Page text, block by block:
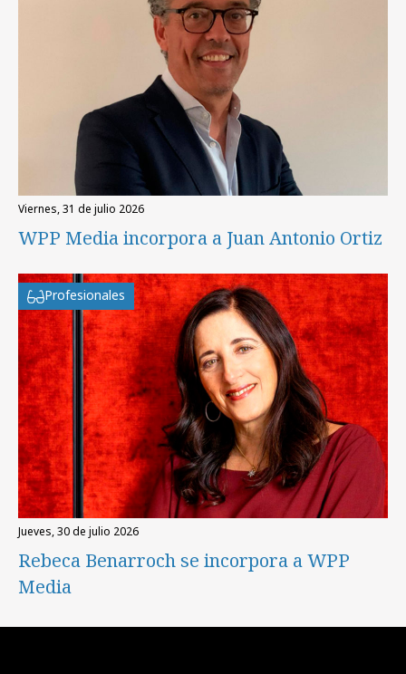
viernes, 31 de julio 2026
WPP Media incorpora a Juan Antonio Ortiz
Profesionales
jueves, 30 de julio 2026
Rebeca Benarroch se incorpora a WPP
Media